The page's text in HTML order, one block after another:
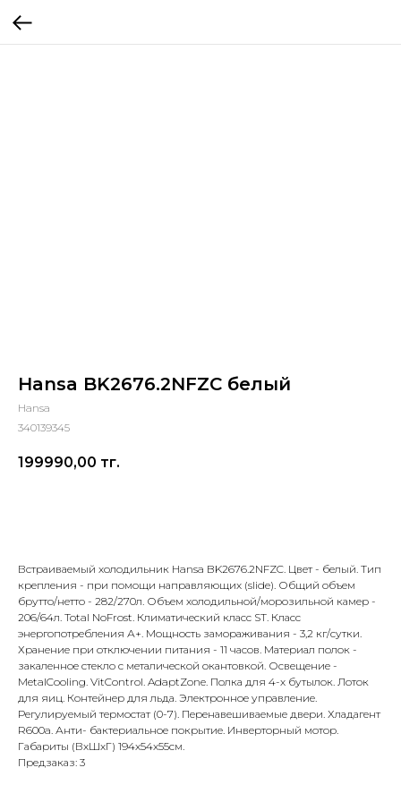
Hansa BK2676.2NFZC белый
Hansa
340139345
199990,00 тг.
Встраиваемый холодильник Hansa BK2676.2NFZC. Цвет - белый. Тип
крепления - при помощи направляющих (slide). Общий объем
брутто/нетто - 282/270л. Объем холодильной/морозильной камер -
206/64л. Total NoFrost. Климатический класс ST. Класс
энергопотребления А+. Мощность замораживания - 3,2 кг/сутки.
Хранение при отключении питания - 11 часов. Материал полок -
закаленное стекло с металической окантовкой. Освещение -
MetalCooling. VitControl. AdaptZone. Полка для 4-х бутылок. Лоток
для яиц. Контейнер для льда. Электронное управление.
Регулируемый термостат (0-7). Перенавешиваемые двери. Хладагент
R600a. Анти- бактериальное покрытие. Инверторный мотор.
Габариты (ВхШхГ) 194х54х55см.
Предзаказ: 3